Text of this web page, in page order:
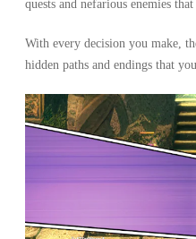
quests and nefarious enemies
With every decision you make,
hidden paths and endings that